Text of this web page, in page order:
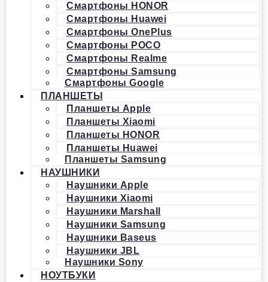
Смартфоны HONOR
Смартфоны Huawei
Смартфоны OnePlus
Смартфоны POCO
Смартфоны Realme
Смартфоны Samsung
Смартфоны Google
ПЛАНШЕТЫ
Планшеты Apple
Планшеты Xiaomi
Планшеты HONOR
Планшеты Huawei
Планшеты Samsung
НАУШНИКИ
Наушники Apple
Наушники Xiaomi
Наушники Marshall
Наушники Samsung
Наушники Baseus
Наушники JBL
Наушники Sony
НОУТБУКИ